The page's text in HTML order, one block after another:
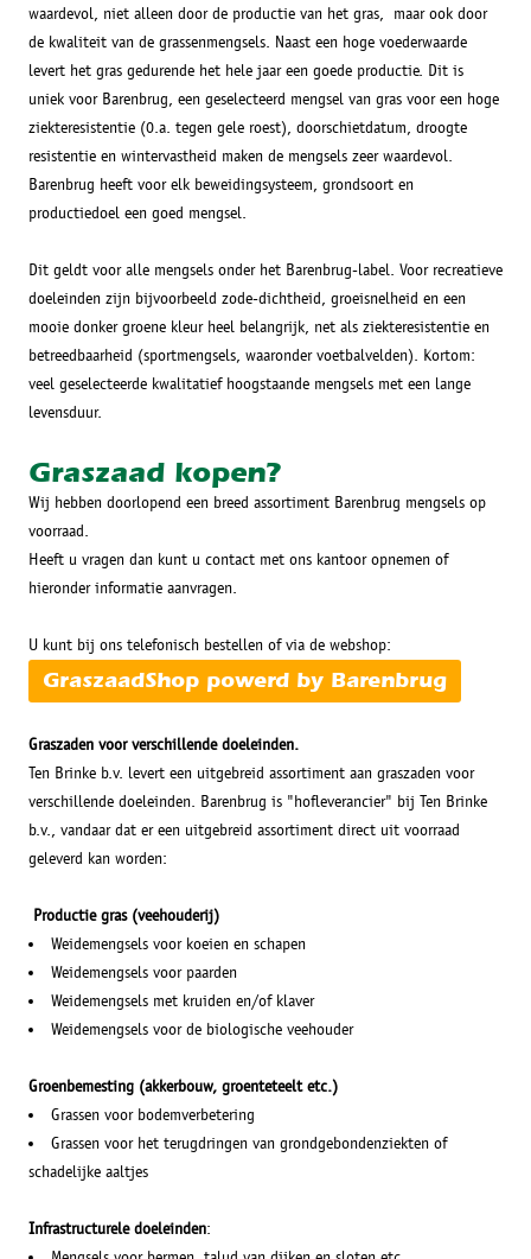
waardevol, niet alleen door de productie van het gras, maar ook door
de kwaliteit van de grassenmengsels. Naast een hoge voederwaarde
levert het gras gedurende het hele jaar een goede productie. Dit is
uniek voor Barenbrug, een geselecteerd mengsel van gras voor een hoge
ziekteresistentie (0.a. tegen gele roest), doorschietdatum, droogte
resistentie en wintervastheid maken de mengsels zeer waardevol.
Barenbrug heeft voor elk beweidingsysteem, grondsoort en
productiedoel een goed mengsel.
Dit geldt voor alle mengsels onder het Barenbrug-label. Voor recreatieve
doeleinden zijn bijvoorbeeld zode-dichtheid, groeisnelheid en een
mooie donker groene kleur heel belangrijk, net als ziekteresistentie en
betreedbaarheid (sportmengsels, waaronder voetbalvelden). Kortom:
veel geselecteerde kwalitatief hoogstaande mengsels met een lange
levensduur.
Graszaad kopen?
Wij hebben doorlopend een breed assortiment Barenbrug mengsels op
voorraad.
Heeft u vragen dan kunt u contact met ons kantoor opnemen of
hieronder informatie aanvragen.
U kunt bij ons telefonisch bestellen of via de webshop:
GraszaadShop powerd by Barenbrug
Graszaden voor verschillende doeleinden.
Ten Brinke b.v. levert een uitgebreid assortiment aan graszaden voor
verschillende doeleinden. Barenbrug is "hofleverancier" bij Ten Brinke
b.v., vandaar dat er een uitgebreid assortiment direct uit voorraad
geleverd kan worden:
Productie gras (veehouderij)
Weidemengsels voor koeien en schapen
Weidemengsels voor paarden
Weidemengsels met kruiden en/of klaver
Weidemengsels voor de biologische veehouder
Groenbemesting (akkerbouw, groenteteelt etc.)
Grassen voor bodemverbetering
Grassen voor het terugdringen van grondgebondenziekten of
schadelijke aaltjes
Infrastructurele doeleinden: